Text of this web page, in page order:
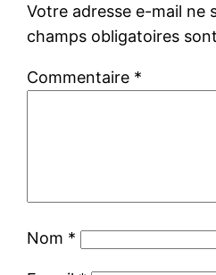
Votre adresse e-mail ne
champs obligatoires
Commentaire *
Nom *